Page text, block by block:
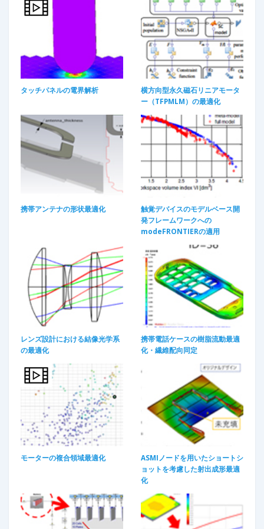
タッチパネルの電界解析
横方向型永久磁石リニアモータ
ー（TFPMLM）の最適化​
携帯アンテナの形状最適化​
触覚デバイスのモデルベース開
発フレームワークへの
modeFRONTIERの適用
レンズ設計における結像光学系
の最適化
携帯電話ケースの樹脂流動最適
化・繊維配向同定
モーターの複合領域最適化​
ASMIノードを用いたショートシ
ョットを考慮した射出成形最適
化​